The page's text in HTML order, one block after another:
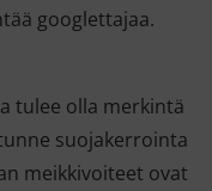
googlettajaa.
tulee olla merkintä
suojakerrointa
meikkivoiteet ovat